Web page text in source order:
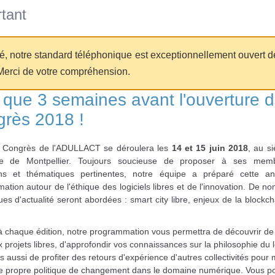
notre standard téléphonique est exceptionnellement ouvert
de votre compréhension.
3 semaines avant l'ouverture
2018 !
de l'ADULLACT se déroulera les 14 et 15 juin 2018 , au
de Montpellier. Toujours soucieuse de proposer à ses
et thématiques pertinentes, notre équipe a préparé cette
autour de l'éthique des logiciels libres et de l'innovation. De
d'actualité seront abordées : smart city libre, enjeux de la
chaque édition, notre programmation vous permettra de découvrir de
projets libres, d'approfondir vos connaissances sur la philosophie du
aussi de profiter des retours d'expérience d'autres collectivités pour
propre politique de changement dans le domaine numérique. Vous